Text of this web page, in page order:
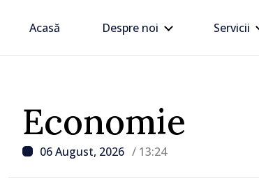
Acasă Despre noi Servicii
Economie
06 August, 2026 / 13:24